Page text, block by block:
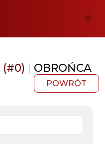
(#0) | OBROŃCA
POWRÓT